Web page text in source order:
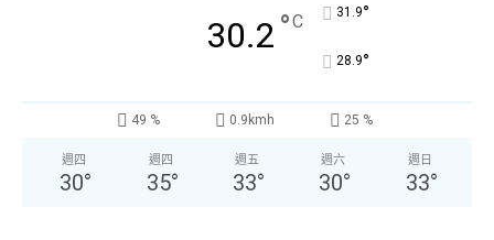
30.2 °C 31.9°
28.9°
49 % 0.9kmh 25 %
週四
30°
週四
35°
週五
33°
週六
30°
週日
33°